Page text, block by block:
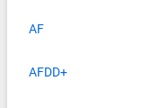
AF
AFDD+